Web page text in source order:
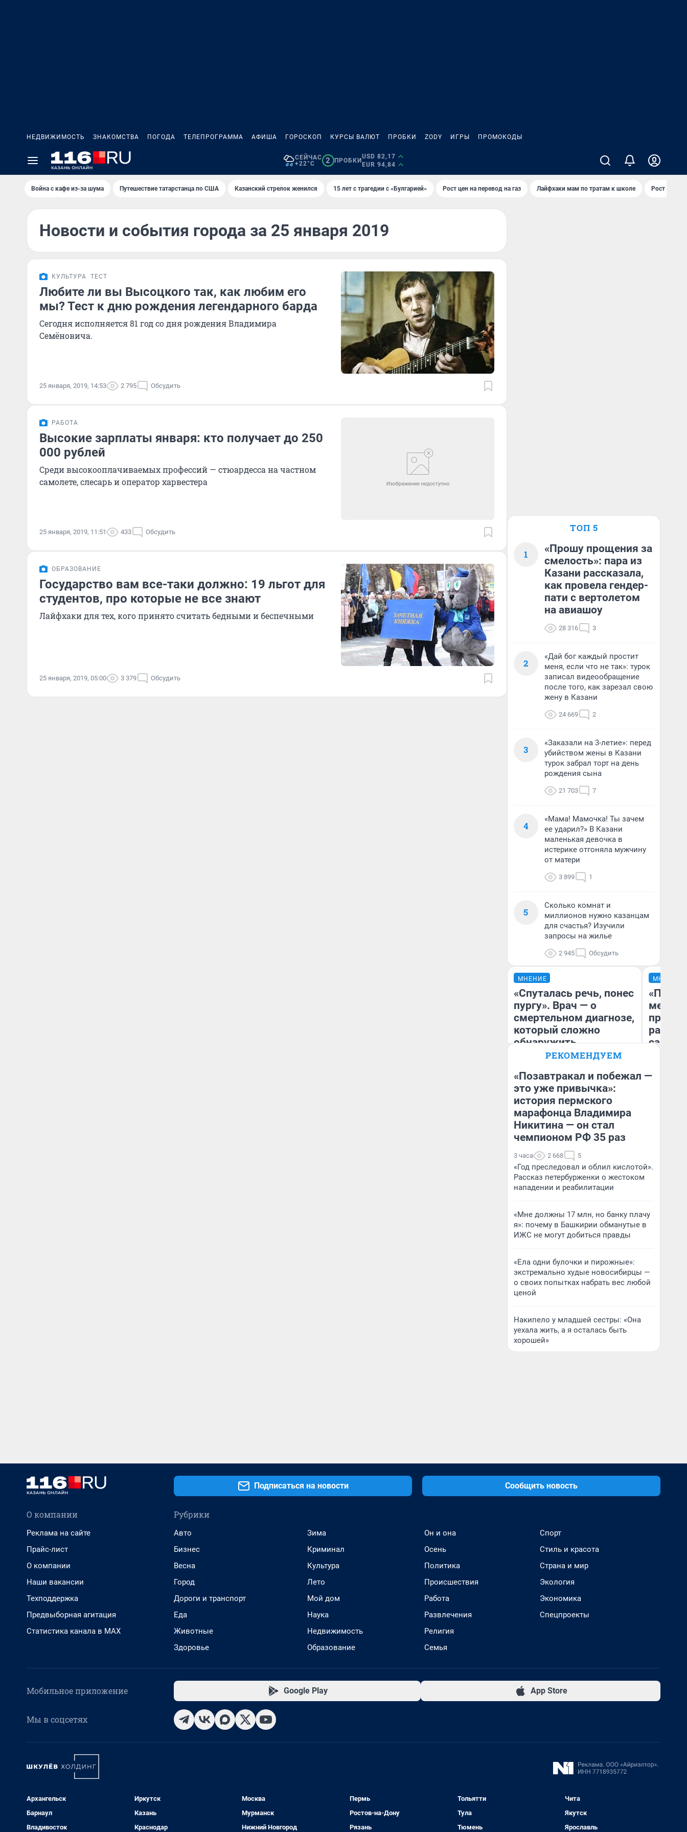
НЕДВИЖИМОСТЬ ЗНАКОМСТВА ПОГОДА ТЕЛЕПРОГРАММА АФИША ГОРОСКОП КУРСЫ ВАЛЮТ ПРОБКИ ZODY ИГРЫ ПРОМОКОДЫ
СЕЙЧАС
+22°C
2 ПРОБКИ
USD 82,17
EUR 94,84
Война с кафе из-за шума Путешествие татарстанца по США Казанский стрелок женился 15 лет с трагедии с «Булгарией» Рост цен на перевод на газ Лайфхаки мам по тратам к школе Рост цен на
Новости и события города за 25 января 2019
КУЛЬТУРА ТЕСТ
Любите ли вы Высоцкого так, как любим его
мы? Тест к дню рождения легендарного барда
Сегодня исполняется 81 год со дня рождения Владимира
Семёновича.
25 января, 2019, 14:53 2 795 Обсудить
РАБОТА
Высокие зарплаты января: кто получает до 250
000 рублей
Среди высокооплачиваемых профессий — стюардесса на частном
самолете, слесарь и оператор харвестера
25 января, 2019, 11:51 433 Обсудить
ОБРАЗОВАНИЕ
Государство вам все-таки должно: 19 льгот для
студентов, про которые не все знают
Лайфхаки для тех, кого принято считать бедными и беспечными
25 января, 2019, 05:00 3 379 Обсудить
ТОП 5
1
«Прошу прощения за
смелость»: пара из
Казани рассказала,
как провела гендер-
пати с вертолетом
на авиашоу
28 316 3
2
«Дай бог каждый простит
меня, если что не так»: турок
записал видеообращение
после того, как зарезал свою
жену в Казани
24 669 2
3
«Заказали на 3-летие»: перед
убийством жены в Казани
турок забрал торт на день
рождения сына
21 703 7
4
«Мама! Мамочка! Ты зачем
ее ударил?» В Казани
маленькая девочка в
истерике отгоняла мужчину
от матери
3 899 1
5
Сколько комнат и
миллионов нужно казанцам
для счастья? Изучили
запросы на жилье
2 945 Обсудить
МНЕНИЕ
«Спуталась речь, понес
пургу». Врач — о
смертельном диагнозе,
который сложно
обнаружить
Ирина Волкова
Главврач клиники
«Реабилитация доктора
Волковой»
МНЕНИЕ
самом
РЕКОМЕНДУЕМ
«Позавтракал и побежал —
это уже привычка»:
история пермского
марафонца Владимира
Никитина — он стал
чемпионом РФ 35 раз
3 часа 2 668 5
«Год преследовал и облил кислотой».
Рассказ петербурженки о жестоком
нападении и реабилитации
«Мне должны 17 млн, но банку плачу
я»: почему в Башкирии обманутые в
ИЖС не могут добиться правды
«Ела одни булочки и пирожные»:
экстремально худые новосибирцы —
о своих попытках набрать вес любой
ценой
Накипело у младшей сестры: «Она
уехала жить, а я осталась быть
хорошей»
Подписаться на новости Сообщить новость
О компании
Реклама на сайте
Прайс-лист
О компании
Наши вакансии
Техподдержка
Предвыборная агитация
Статистика канала в MAX
Рубрики
Авто
Бизнес
Весна
Город
Дороги и транспорт
Еда
Животные
Здоровье
Зима
Криминал
Культура
Лето
Мой дом
Наука
Недвижимость
Образование
Он и она
Осень
Политика
Происшествия
Работа
Развлечения
Религия
Семья
Спорт
Стиль и красота
Страна и мир
Экология
Экономика
Спецпроекты
Мобильное приложение Google Play App Store
Мы в соцсетях
Архангельск
Барнаул
Владивосток
Иркутск
Казань
Краснодар
Москва
Мурманск
Нижний Новгород
Пермь
Ростов-на-Дону
Рязань
Тольятти
Тула
Тюмень
Чита
Якутск
Ярославль